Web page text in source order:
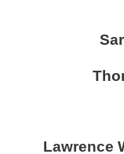
Lawrence